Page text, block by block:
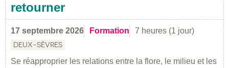
retourner
17 septembre 2026 Formation 7 heures (1 jour)
DEUX-SÈVRES
Se réapproprier les relations entre la flore, le milieu et les